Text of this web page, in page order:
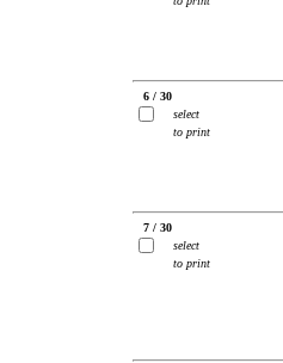
6 / 30
select
to print
7 / 30
select
to print